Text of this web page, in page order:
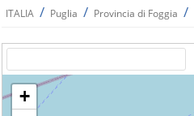
ITALIA / Puglia / Provincia di Foggia /